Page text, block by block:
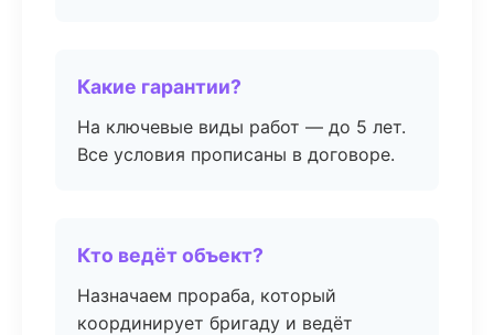
Какие гарантии?
На ключевые виды работ — до 5 лет.
Все условия прописаны в договоре.
Кто ведёт объект?
Назначаем прораба, который
координирует бригаду и ведёт